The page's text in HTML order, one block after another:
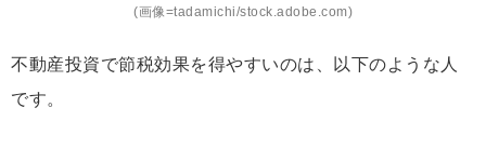
(画像=tadamichi/stock.adobe.com)
不動産投資で節税効果を得やすいのは、以下のような人
です。